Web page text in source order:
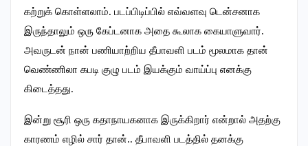
கற்றுக் கொள்ளலாம். படப்பிடிப்பில் எவ்வளவு டென்சனாக
இருந்தாலும் ஒரு கேப்டனாக அதை கூலாக கையாளுவார்.
அவருடன் நான் பணியாற்றிய தீபாவளி படம் மூலமாக தான்
வெண்ணிலா கபடி குழு படம் இயக்கும் வாய்ப்பு எனக்கு
கிடைத்தது.
இன்று சூரி ஒரு கதாநாயகனாக இருக்கிறார் என்றால் அதற்கு
காரணம் எழில் சார் தான்.. தீபாவளி படத்தில் தனக்கு